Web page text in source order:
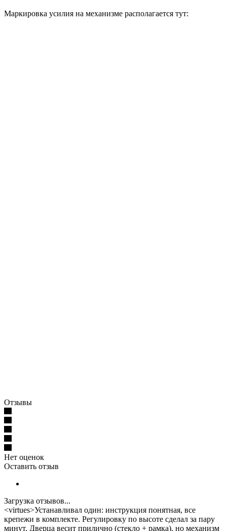
Маркировка усилия на механизме располагается тут:
Отзывы
Нет оценок
Оставить отзыв
Загрузка отзывов...
<virtues>Устанавливал один: инструкция понятная, все
крепежи в комплекте. Регулировку по высоте сделал за пару
минут. Дверца весит прилично (стекло + рамка), но механизм